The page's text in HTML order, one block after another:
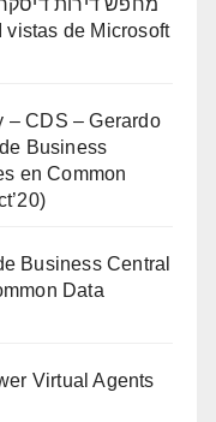
מחפש דירות
de Microsoft
– CDS – Gerardo
Business
en Common
Business Central
Data
Virtual Agents